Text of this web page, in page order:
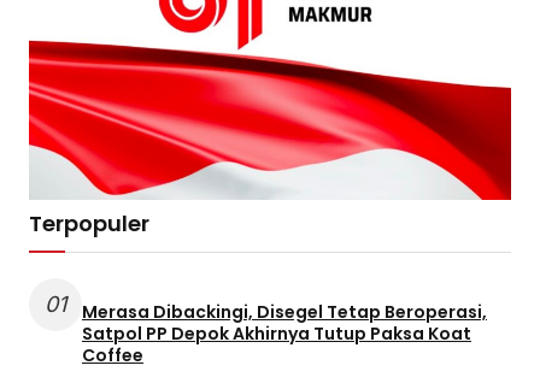
Terpopuler
01
Merasa Dibackingi, Disegel Tetap Beroperasi,
Satpol PP Depok Akhirnya Tutup Paksa Koat
Coffee